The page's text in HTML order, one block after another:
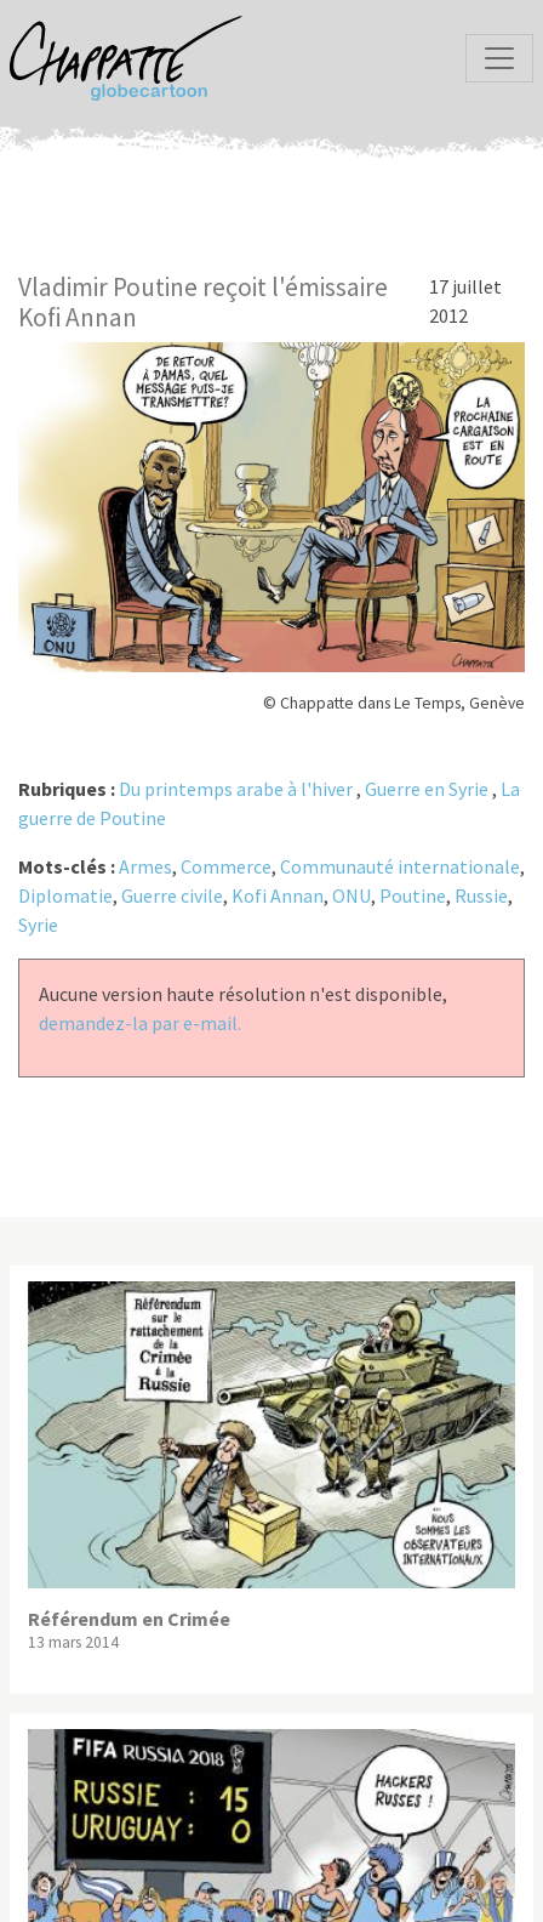
Vladimir Poutine reçoit l'émissaire
Kofi Annan
17 juillet
2012
© Chappatte dans Le Temps, Genève
Rubriques : Du printemps arabe à l'hiver, Guerre en Syrie , La
guerre de Poutine
Mots-clés :Armes, Commerce, Communauté internationale,
Diplomatie, Guerre civile, Kofi Annan, ONU, Poutine, Russie,
Syrie
Aucune version haute résolution n'est disponible,
demandez-la par e-mail.
Référendum en Crimée
13 mars 2014